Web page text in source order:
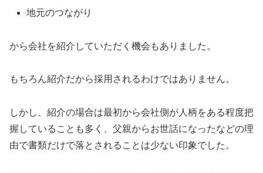
地元のつながり
から会社を紹介していただく機会もありました。
もちろん紹介だから採用されるわけではありません。
しかし、紹介の場合は最初から会社側が人柄をある程度把
握していることも多く、父親からお世話になったなどの理
由で書類だけで落とされることは少ない印象でした。